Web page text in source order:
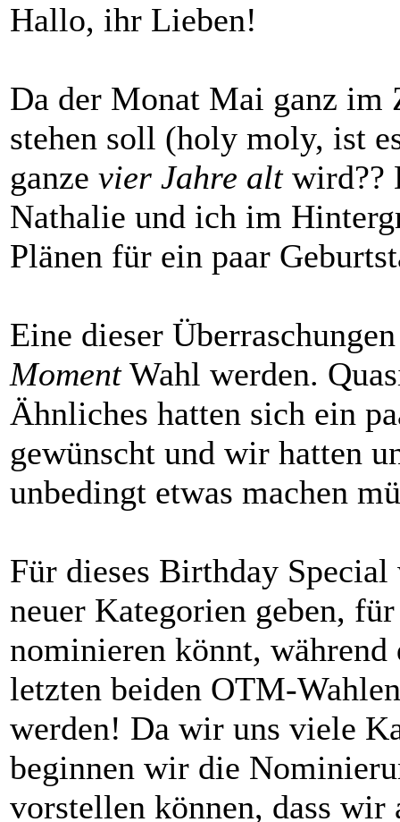
Hallo, ihr Lieben!
Da der Monat Mai ganz im
stehen soll (holy moly, ist
ganze vier Jahre altwird??
Nathalie und ich im
Plänen für ein paar
Eine dieser
MomentWahl werden.
Ähnliches hatten sich ein
gewünscht und wir hatten
unbedingt etwas machen
Für dieses Birthday
neuer Kategorien geben,
nominieren könnt,
letzten beiden OTM-
werden! Da wir uns viele
beginnen wir die
vorstellen können, dass